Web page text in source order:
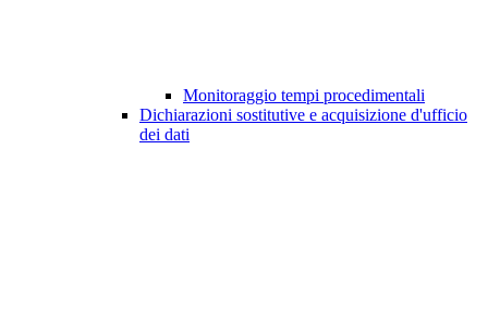
Monitoraggio tempi procedimentali
Dichiarazioni sostitutive e acquisizione d'ufficio
dei dati